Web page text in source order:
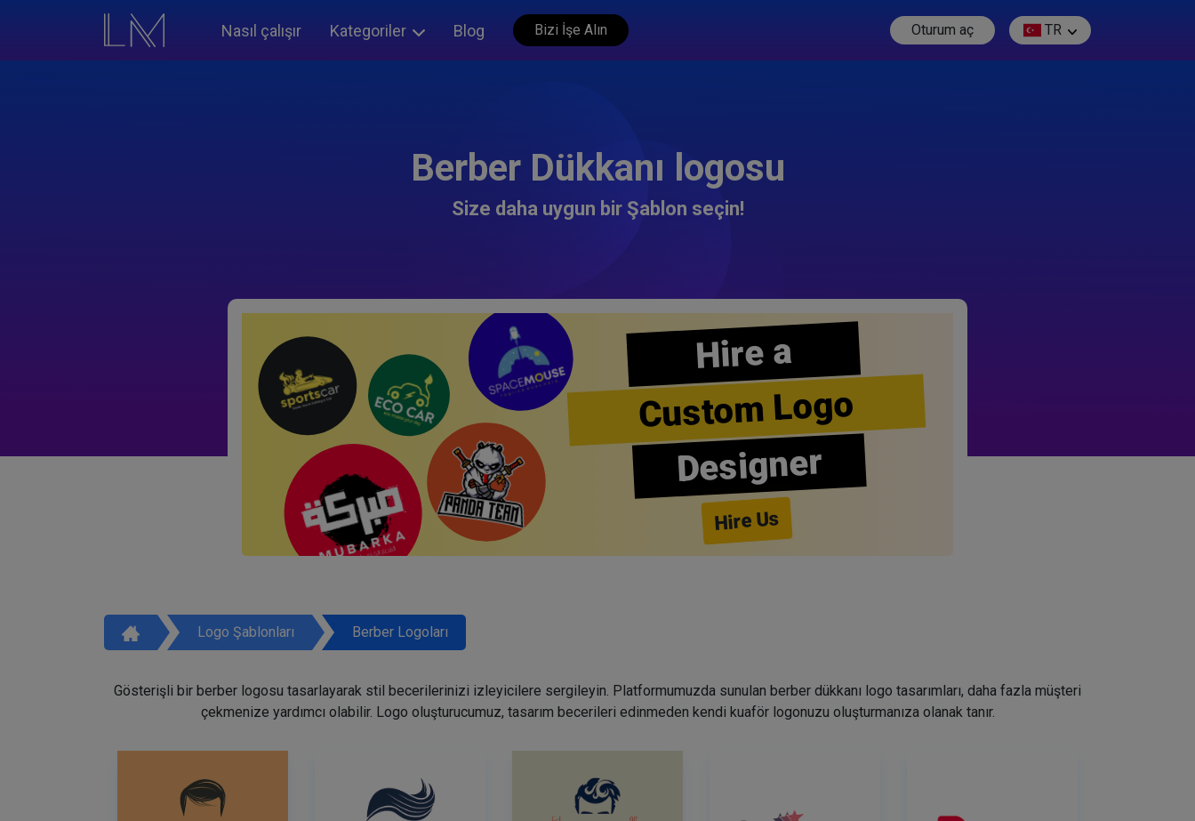
Nasıl çalışır Kategoriler Blog Bizi İşe Alın Oturum aç TR
Berber Dükkanı logosu
Size daha uygun bir Şablon seçin!
Hire a
Custom Logo
Designer
Hire Us
Logo Şablonları Berber Logoları
Gösterişli bir berber logosu tasarlayarak stil becerilerinizi izleyicilere sergileyin. Platformumuzda sunulan berber dükkanı logo tasarımları, daha fazla müşteri
çekmenize yardımcı olabilir. Logo oluşturucumuz, tasarım becerileri edinmeden kendi kuaför logonuzu oluşturmanıza olanak tanır.